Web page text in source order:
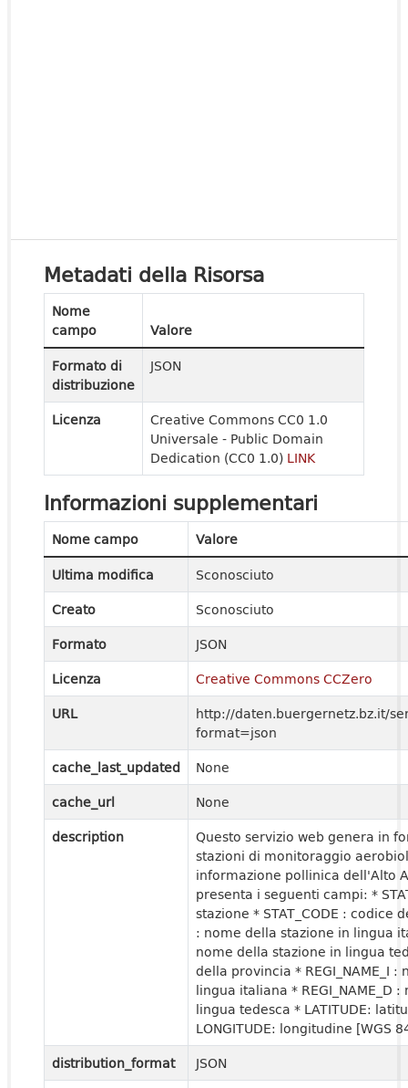
Metadati della Risorsa
Nome
campo
Valore
Formato di
distribuzione
JSON
Licenza
Creative Commons CC0 1.0
Universale - Public Domain
Dedication (CC0 1.0) LINK
Informazioni supplementari
Nome campo
Valore
Ultima modifica
Sconosciuto
Creato
Sconosciuto
Formato
JSON
Licenza
Creative Commons CCZero
URL
http://daten.buergernetz.bz.it/
format=json
cache_last_updated
None
cache_url
None
description
Questo servizio web genera in
stazioni di monitoraggio
informazione pollinica dell'Alto
presenta i seguenti campi: *
stazione * STAT_CODE : codice
: nome della stazione in lingua
nome della stazione in lingua
della provincia * REGI_NAME_I
lingua italiana * REGI_NAME_D
lingua tedesca * LATITUDE:
LONGITUDE: longitudine [WGS
distribution_format
JSON